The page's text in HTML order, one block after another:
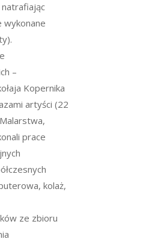
wykonane
–
Kopernika
artyści (22
prace
kolaż,
ze zbioru